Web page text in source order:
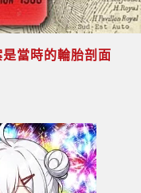
當時的輪胎剖面